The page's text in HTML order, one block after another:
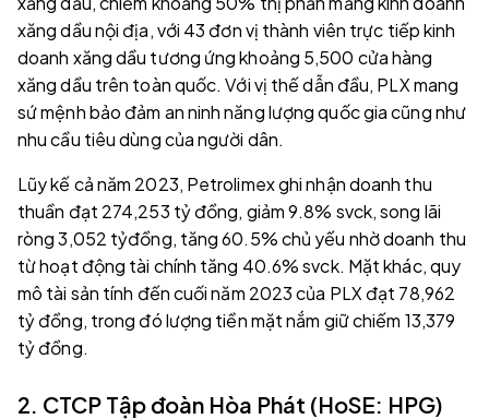
xăng dầu nội địa, với 43 đơn vị thành viên trực tiếp kinh
doanh xăng dầu tương ứng khoảng 5,500 cửa hàng
xăng dầu trên toàn quốc. Với vị thế dẫn đầu, PLX mang
sứ mệnh bảo đảm an ninh năng lượng quốc gia cũng như
nhu cầu tiêu dùng của người dân.
Lũy kế cả năm 2023, Petrolimex ghi nhận doanh thu
thuần đạt 274,253 tỷ đồng, giảm 9.8% svck, song lãi
ròng 3,052 tỷđồng, tăng 60.5% chủ yếu nhờ doanh thu
từ hoạt động tài chính tăng 40.6% svck. Mặt khác, quy
mô tài sản tính đến cuối năm 2023 của PLX đạt 78,962
tỷ đồng, trong đó lượng tiền mặt nắm giữ chiếm 13,379
tỷ đồng.
2. CTCP Tập đoàn Hòa Phát (HoSE: HPG)